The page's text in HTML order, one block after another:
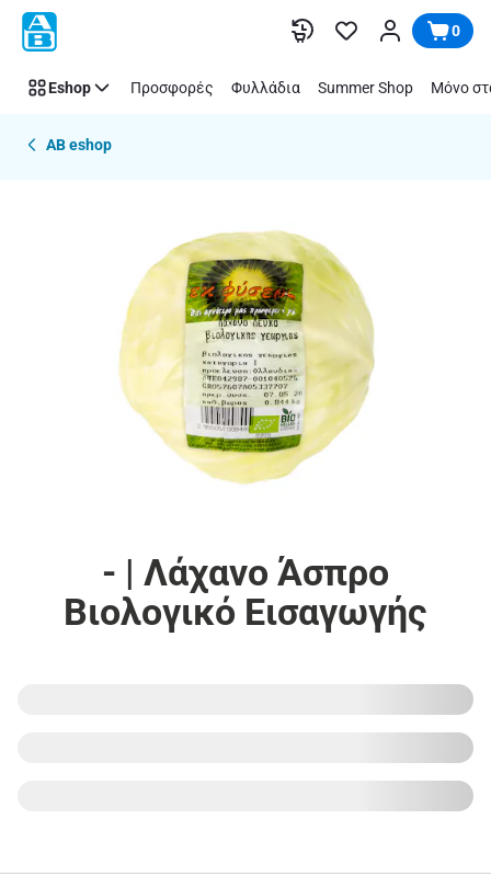
Παράλειψη 0
Eshop Προσφορές Φυλλάδια Summer Shop Μόνο
AB eshop
- | Λάχανο Άσπρο
Βιολογικό Εισαγωγής